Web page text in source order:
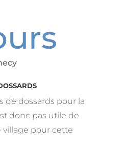
de dossards pour la
donc pas utile de
village pour cette